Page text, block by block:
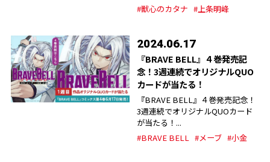
#獣心のカタナ #上条明峰
2024.06.17
『BRAVE BELL』４巻発売記
念！3週連続でオリジナルQUO
カードが当たる！
『BRAVE BELL』４巻発売記念！
3週連続でオリジナルQUOカード
が当たる！...
#BRAVE BELL #メーブ #小金